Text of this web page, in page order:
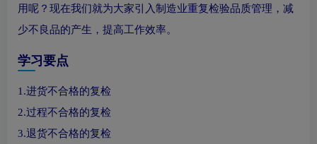
用呢？现在我们就为大家引入制造业重复检验品质管理，减
少不良品的产生，提高工作效率。
学习要点
1.进货不合格的复检
2.过程不合格的复检
3.退货不合格的复检